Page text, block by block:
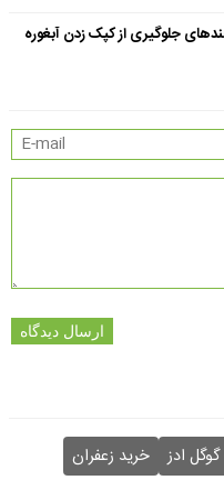
جلوگیری از کپک زدن آبغوره
ارسال دیدگاه
ادز خرید زعفران